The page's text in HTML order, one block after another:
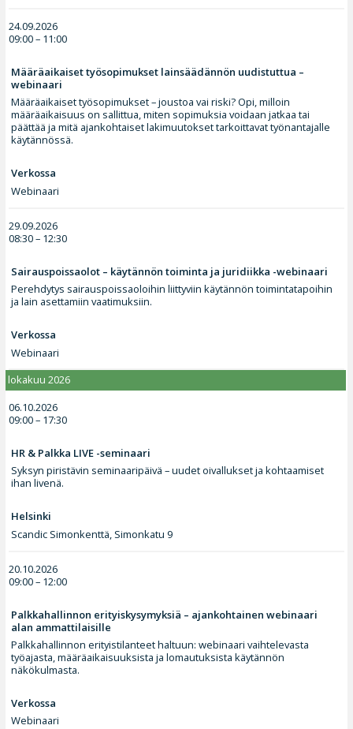
24.09.2026
09:00 – 11:00
Määräaikaiset työsopimukset lainsäädännön uudistuttua –
webinaari
Määräaikaiset työsopimukset – joustoa vai riski? Opi, milloin
määräaikaisuus on sallittua, miten sopimuksia voidaan jatkaa tai
päättää ja mitä ajankohtaiset lakimuutokset tarkoittavat työnantajalle
käytännössä.
Verkossa
Webinaari
29.09.2026
08:30 – 12:30
Sairauspoissaolot – käytännön toiminta ja juridiikka -webinaari
Perehdytys sairauspoissaoloihin liittyviin käytännön toimintatapoihin
ja lain asettamiin vaatimuksiin.
Verkossa
Webinaari
lokakuu 2026
06.10.2026
09:00 – 17:30
HR & Palkka LIVE -seminaari
Syksyn piristävin seminaaripäivä – uudet oivallukset ja kohtaamiset
ihan livenä.
Helsinki
Scandic Simonkenttä, Simonkatu 9
20.10.2026
09:00 – 12:00
Palkkahallinnon erityiskysymyksiä – ajankohtainen webinaari
alan ammattilaisille
Palkkahallinnon erityistilanteet haltuun: webinaari vaihtelevasta
työajasta, määräaikaisuuksista ja lomautuksista käytännön
näkökulmasta.
Verkossa
Webinaari